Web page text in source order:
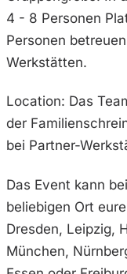
4 - 8 Personen
Personen
Werkstätten.
Location: Das
der
bei Partner-
Das Event kann
beliebigen Ort
Dresden, Leipzig,
München,